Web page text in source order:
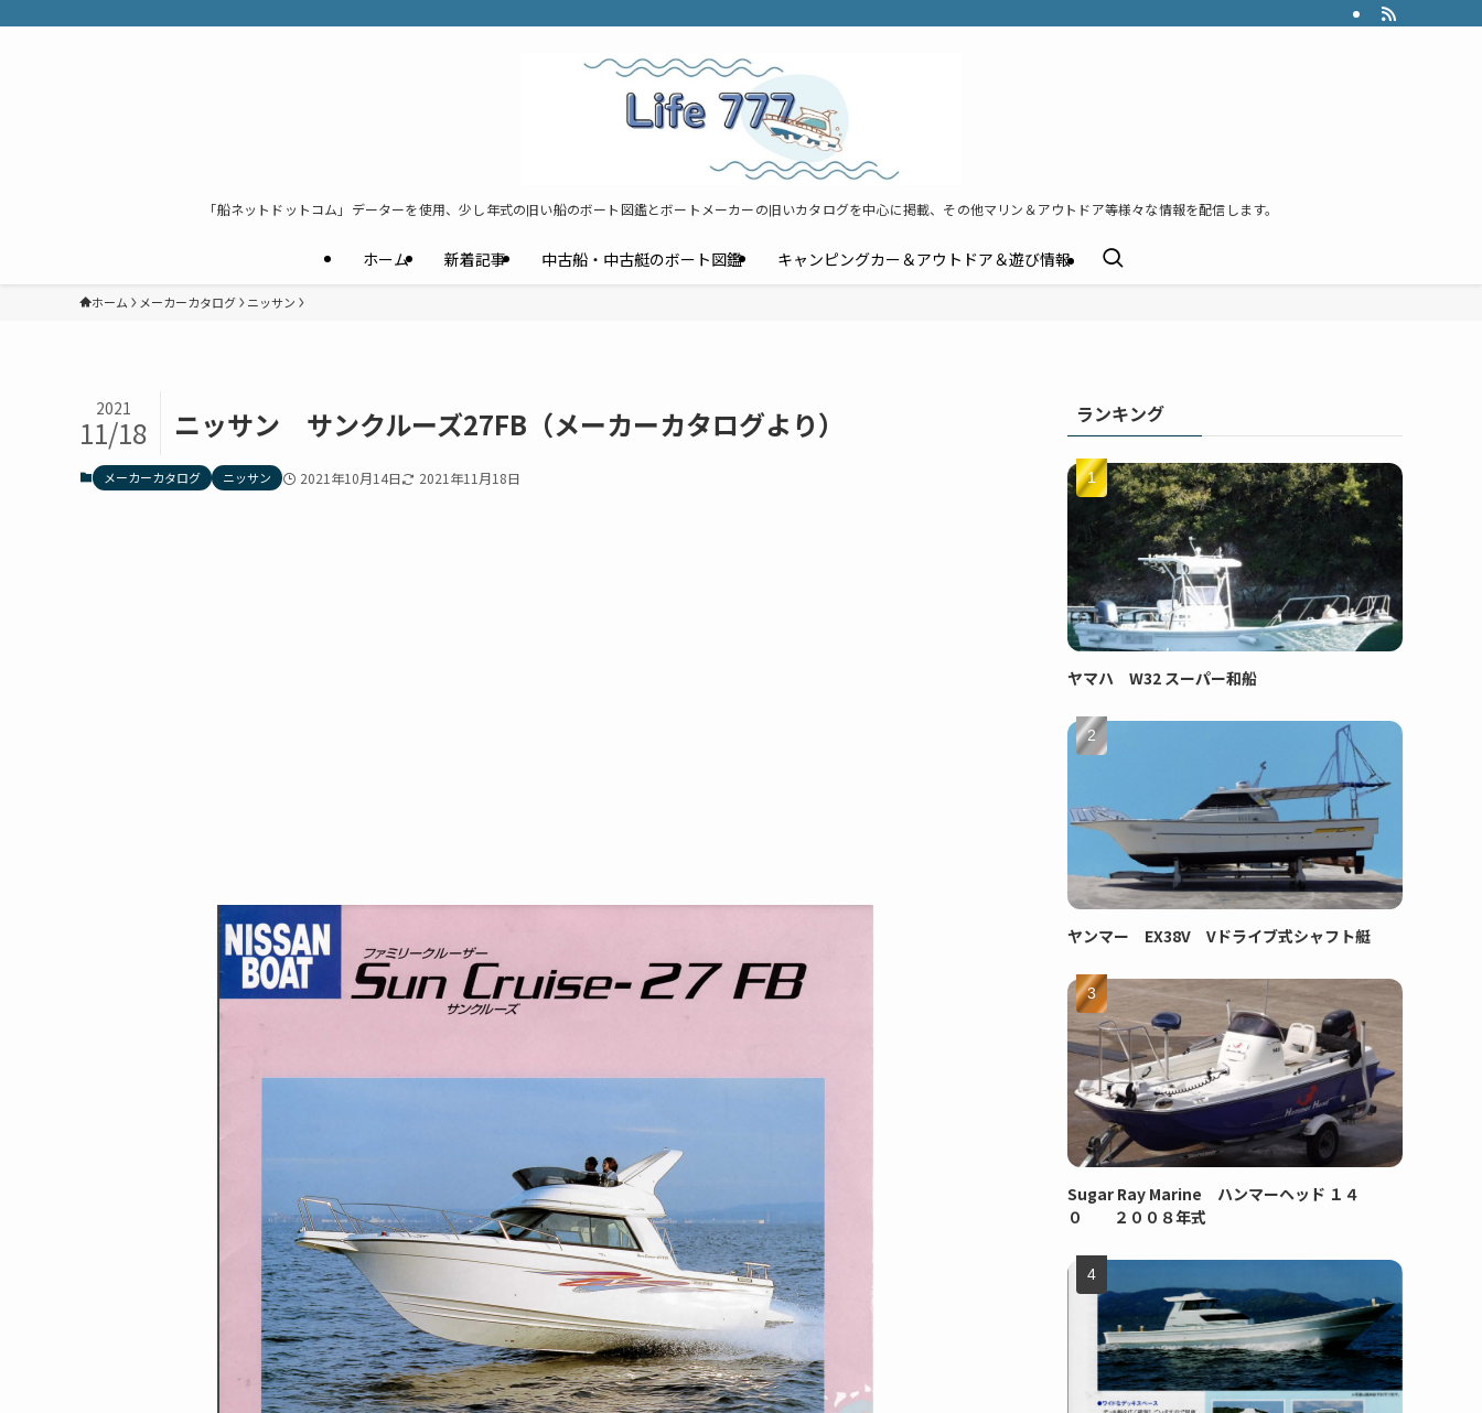
「船ネットドットコム」データーを使用、少し年式の旧い船のボート図鑑とボートメーカーの旧いカタログを中心に掲載、その他マリン＆アウトドア等様々な情報を配信します。
ホーム 新着記事 中古船・中古艇のボート図鑑 キャンピングカー＆アウトドア＆遊び情報
ホーム メーカーカタログ ニッサン
ニッサン サンクルーズ27FB（メーカーカタログより）
2021
11/18
メーカーカタログ ニッサン 2021年10月14日 2021年11月18日
ランキング
ヤマハ W32 スーパー和船
ヤンマー EX38V Vドライブ式シャフト艇
Sugar Ray Marine ハンマーヘッド １４
０ ２００８年式